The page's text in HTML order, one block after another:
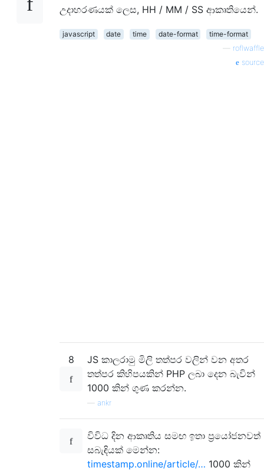
උදාහරණයක් ලෙස, HH / MM / SS ආකෘතියෙන්.
javascript date time date-format
time-format
roflwaffle
source
8
JS කාලරාමු මිලි තත්පර වලින් වන අතර
තත්පර කිහිපයකින් PHP ලබා දෙන බැවින්
1000 කින් ගුණ කරන්න.
ankr
විවිධ දින ආකෘතිය සමඟ ඉතා ප්‍රයෝජනවත්
සබැඳියක් මෙන්න:
timestamp.online/article/… 1000 කින්